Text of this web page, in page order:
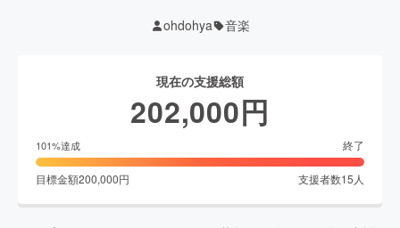
ohdohya 音楽
現在の支援総額
202,000円
101%達成 終了
目標金額200,000円 支援者数15 人